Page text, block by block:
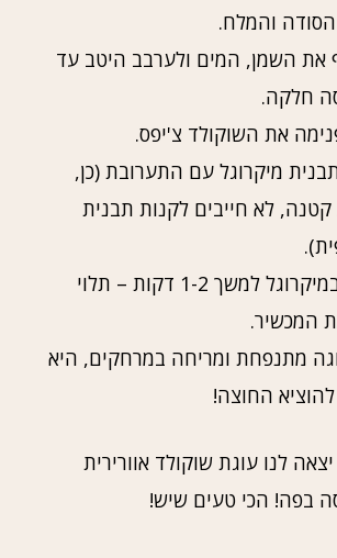
והמלח.
את השמן, המים ולערבב היטב עד
חלקה.
את השוקולד צ'יפס.
מיקרוגל עם התערובת (כן,
לא חייבים לקנות תבנית
לשים במיקרוגל למשך 1-2 דקות – תלוי
המכשיר.
מתנפחת ומריחה במרחקים, היא
החוצה!
לנו עוגת שוקולד אוורירית
בפה! הכי טעים שיש!